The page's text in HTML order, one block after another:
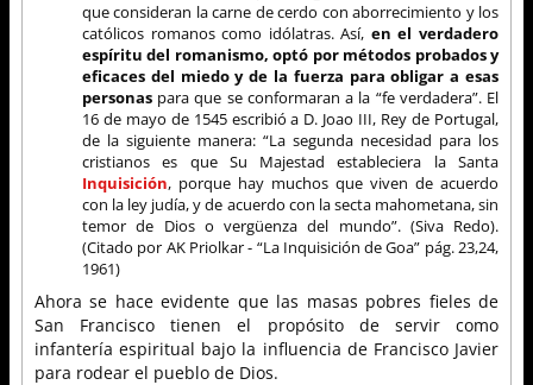
que consideran la carne de cerdo con aborrecimiento y los
católicos romanos como idólatras. Así, en el verdadero
espíritu del romanismo, optó por métodos probados y
eficaces del miedo y de la fuerza para obligar a esas
personas para que se conformaran a la “fe verdadera”. El
16 de mayo de 1545 escribió a D. Joao III, Rey de Portugal,
de la siguiente manera: “La segunda necesidad para los
cristianos es que Su Majestad estableciera la Santa
Inquisición, porque hay muchos que viven de acuerdo
con la ley judía, y de acuerdo con la secta mahometana, sin
temor de Dios o vergüenza del mundo”. (Siva Redo).
(Citado por AK Priolkar - “La Inquisición de Goa” pág. 23,24,
1961)
Ahora se hace evidente que las masas pobres fieles de
San Francisco tienen el propósito de servir como
infantería espiritual bajo la influencia de Francisco Javier
para rodear el pueblo de Dios.